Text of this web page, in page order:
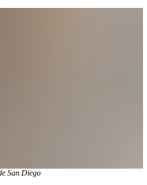
San Diego